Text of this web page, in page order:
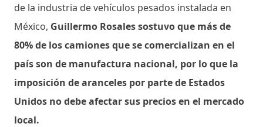
de la industria de vehículos pesados instalada en
México, Guillermo Rosales sostuvo que más de
80% de los camiones que se comercializan en el
país son de manufactura nacional, por lo que la
imposición de aranceles por parte de Estados
Unidos no debe afectar sus precios en el mercado
local.